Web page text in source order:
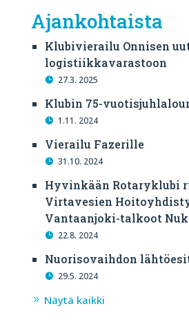
Ajankohtaista
Klubivierailu Onnisen
logistiikkavarastoon
27.3. 2025
Klubin 75-
1.11. 2024
Vierailu Fazerille
31.10. 2024
Hyvinkään Rotaryklubi
Virtavesien
Vantaanjoki-talkoot
22.8. 2024
Nuorisovaihdon
29.5. 2024
Näytä kaikki